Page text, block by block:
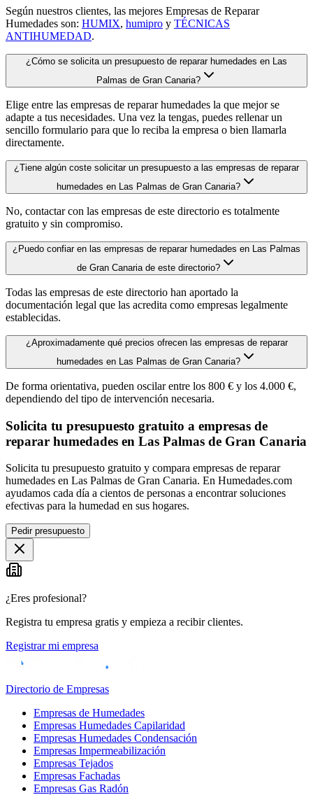
Según nuestros clientes, las mejores Empresas de Reparar
Humedades son: HUMIX, humipro y TÉCNICAS
ANTIHUMEDAD.
¿Cómo se solicita un presupuesto de reparar humedades en Las
Palmas de Gran Canaria?
Elige entre las empresas de reparar humedades la que mejor se
adapte a tus necesidades. Una vez la tengas, puedes rellenar un
sencillo formulario para que lo reciba la empresa o bien llamarla
directamente.
¿Tiene algún coste solicitar un presupuesto a las empresas de reparar
humedades en Las Palmas de Gran Canaria?
No, contactar con las empresas de este directorio es totalmente
gratuito y sin compromiso.
¿Puedo confiar en las empresas de reparar humedades en Las Palmas
de Gran Canaria de este directorio?
Todas las empresas de este directorio han aportado la
documentación legal que las acredita como empresas legalmente
establecidas.
¿Aproximadamente qué precios ofrecen las empresas de reparar
humedades en Las Palmas de Gran Canaria?
De forma orientativa, pueden oscilar entre los 800 € y los 4.000 €,
dependiendo del tipo de intervención necesaria.
Solicita tu presupuesto gratuito a empresas de
reparar humedades en Las Palmas de Gran Canaria
Solicita tu presupuesto gratuito y compara empresas de reparar
humedades en Las Palmas de Gran Canaria. En Humedades.com
ayudamos cada día a cientos de personas a encontrar soluciones
efectivas para la humedad en sus hogares.
Pedir presupuesto
¿Eres profesional?
Registra tu empresa gratis y empieza a recibir clientes.
Registrar mi empresa
Directorio de Empresas
Empresas de Humedades
Empresas Humedades Capilaridad
Empresas Humedades Condensación
Empresas Impermeabilización
Empresas Tejados
Empresas Fachadas
Empresas Gas Radón